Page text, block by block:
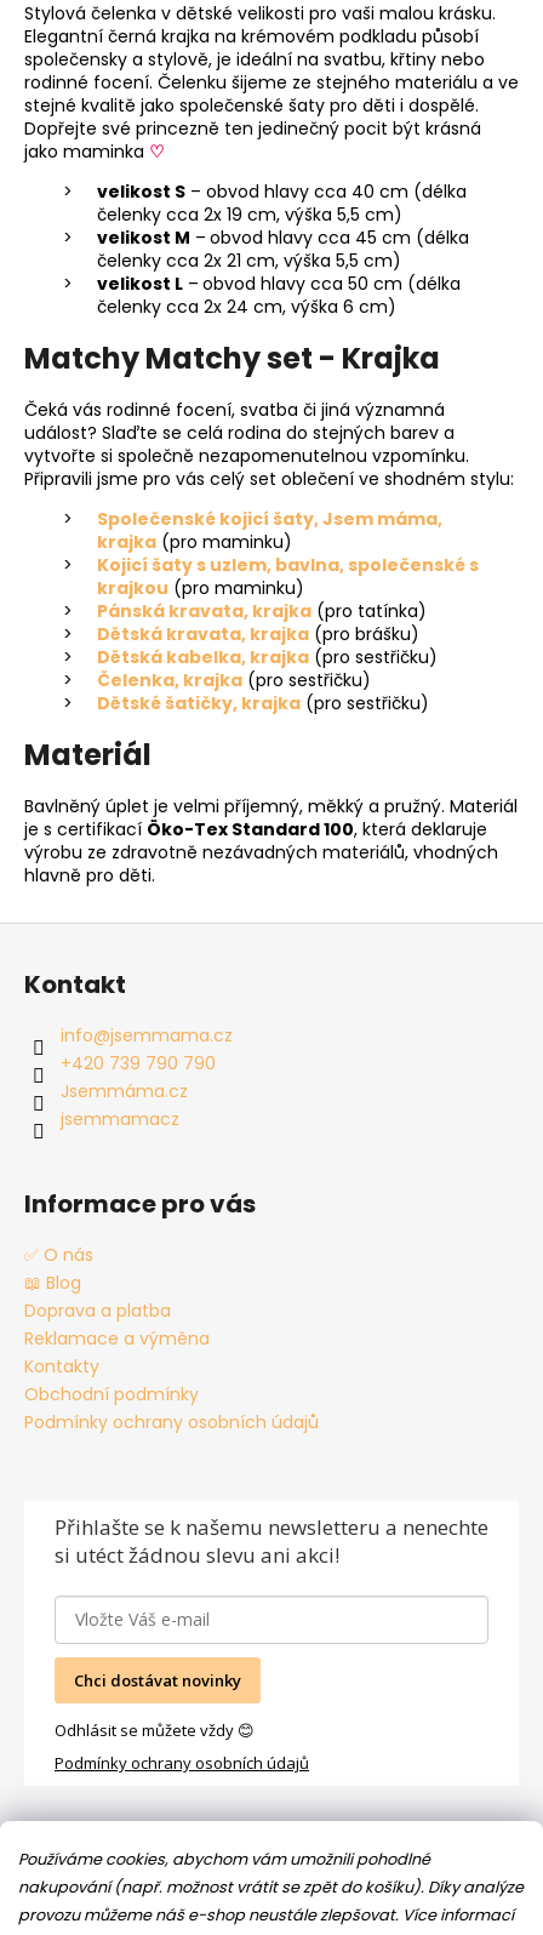
Používáme cookies, abychom vám umožnili pohodlné
nakupování (např. možnost vrátit se zpět do košíku). Díky analýze
provozu můžeme náš e-shop neustále zlepšovat. Více informací
Stylová čelenka v dětské velikosti pro vaši malou krásku.
Elegantní černá krajka na krémovém podkladu působí
společensky a stylově, je ideální na svatbu, křtiny nebo
rodinné focení. Čelenku šijeme ze stejného materiálu a ve
stejné kvalitě jako společenské šaty pro děti i dospělé.
Dopřejte své princezně ten jedinečný pocit být krásná
jako maminka ♡
velikost S – obvod hlavy cca 40 cm (délka
čelenky cca 2x 19 cm, výška 5,5 cm)
velikost M – obvod hlavy cca 45 cm (délka
čelenky cca 2x 21 cm, výška 5,5 cm)
velikost L – obvod hlavy cca 50 cm (délka
čelenky cca 2x 24 cm, výška 6 cm)
Matchy Matchy set - Krajka
Čeká vás rodinné focení, svatba či jiná významná
událost? Slaďte se celá rodina do stejných barev a
vytvořte si společně nezapomenutelnou vzpomínku.
Připravili jsme pro vás celý set oblečení ve shodném stylu:
Společenské kojicí šaty, Jsem máma,
krajka (pro maminku)
Kojicí šaty s uzlem, bavlna, společenské s
krajkou (pro maminku)
Pánská kravata, krajka (pro tatínka)
Dětská kravata, krajka (pro brášku)
Dětská kabelka, krajka (pro sestřičku)
Čelenka, krajka (pro sestřičku)
Dětské šatičky, krajka (pro sestřičku)
Materiál
Bavlněný úplet je velmi příjemný, měkký a pružný. Materiál
je s certifikací Öko-Tex Standard 100, která deklaruje
výrobu ze zdravotně nezávadných materiálů, vhodných
hlavně pro děti.
Z
Kontakt
info@jsemmama.cz
+420 739 790 790
Jsemmáma.cz
jsemmamacz
Informace pro vás
✅ O nás
📖 Blog
Doprava a platba
Reklamace a výměna
Kontakty
Obchodní podmínky
Podmínky ochrany osobních údajů
Přihlašte se k našemu newsletteru a nenechte
si utéct žádnou slevu ani akci!
Chci dostávat novinky
Odhlásit se můžete vždy 😊
Podmínky ochrany osobních údajů
Facebook